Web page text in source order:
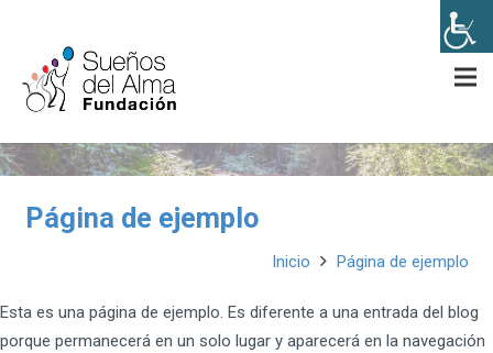
Página de ejemplo
Inicio Página de ejemplo
Esta es una página de ejemplo. Es diferente a una entrada del blog
porque permanecerá en un solo lugar y aparecerá en la navegación